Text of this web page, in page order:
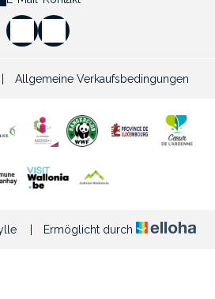
Allgemeine Verkaufsbedingungen
Ermöglicht durch